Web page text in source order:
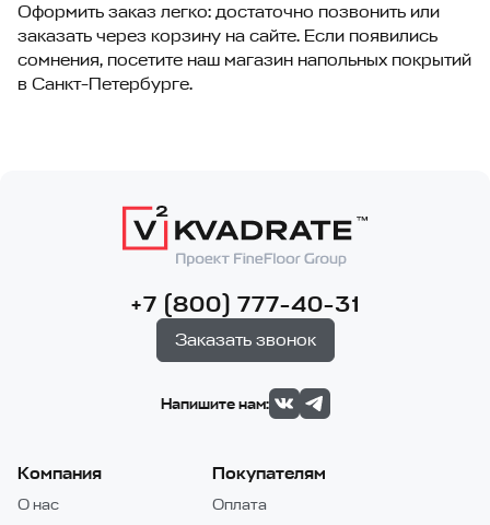
Оформить заказ легко: достаточно позвонить или
заказать через корзину на сайте. Если появились
сомнения, посетите наш магазин напольных покрытий
в Санкт-Петербурге.
+7 (800) 777-40-31
Заказать звонок
Напишите нам:
Компания
О нас
Покупателям
Оплата